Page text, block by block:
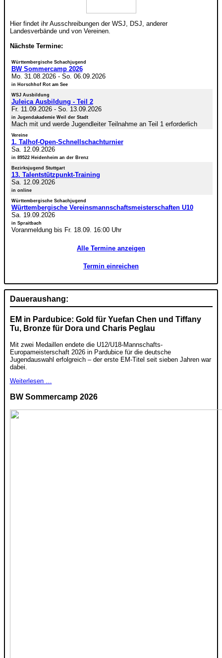
Hier findet ihr Ausschreibungen der WSJ, DSJ, anderer
Landesverbände und von Vereinen.
Nächste Termine:
Württembergische Schachjugend
BW Sommercamp 2026
Mo. 31.08.2026- So. 06.09.2026
in Horschhof Rot am See
WSJ Ausbildung
Juleica Ausbildung - Teil 2
Fr. 11.09.2026- So. 13.09.2026
in Jugendakademie Weil der Stadt
Mach mit und werde Jugendleiter Teilnahme an Teil 1 erforderlich
Vereine
1. Talhof-Open-Schnellschachturnier
Sa. 12.09.2026
in 89522 Heidenheim an der Brenz
Bezirksjugend Stuttgart
13. Talentstützpunkt-Training
Sa. 12.09.2026
in online
Württembergische Schachjugend
Württembergische Vereinsmannschaftsmeisterschaften U10
Sa. 19.09.2026
in Spraitbach
Voranmeldung bis Fr. 18.09. 16:00 Uhr
Alle Termine anzeigen
Termin einreichen
Daueraushang:
EM in Pardubice: Gold für Yuefan Chen und Tiffany
Tu, Bronze für Dora und Charis Peglau
Mit zwei Medaillen endete die U12/U18-Mannschafts-
Europameisterschaft 2026 in Pardubice für die deutsche
Jugendauswahl erfolgreich – der erste EM-Titel seit sieben Jahren war
dabei.
Weiterlesen …
BW Sommercamp 2026